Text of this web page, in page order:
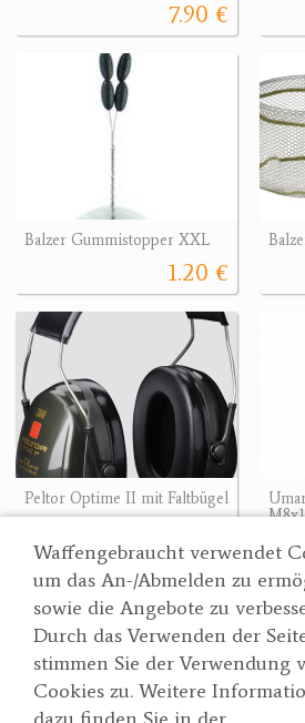
Waffengebraucht verwendet
um das An-/Abmelden zu
sowie die Angebote zu
Durch das Verwenden der
stimmen Sie der Verwendung
Cookies zu. Weitere
7.90 €
Balzer Gummistopper XXL
1.20 €
Peltor Optime II mit Faltbügel
M8x1
Suche
Partner
AGBs
Jagd &
Dr.